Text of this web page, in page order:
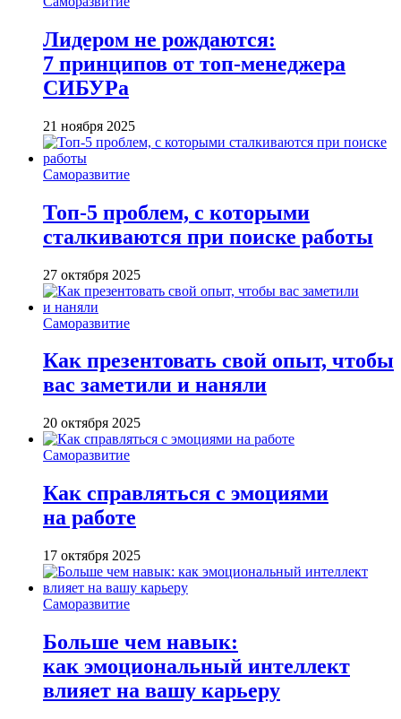
Лидером не рождаются:
7 принципов от топ-менеджера
СИБУРа
21 ноября 2025
Саморазвитие
Топ-5 проблем, с которыми
сталкиваются при поиске работы
27 октября 2025
Саморазвитие
Как презентовать свой опыт, чтобы
вас заметили и наняли
20 октября 2025
Саморазвитие
Как справляться с эмоциями
на работе
17 октября 2025
Саморазвитие
Больше чем навык:
как эмоциональный интеллект
влияет на вашу карьеру